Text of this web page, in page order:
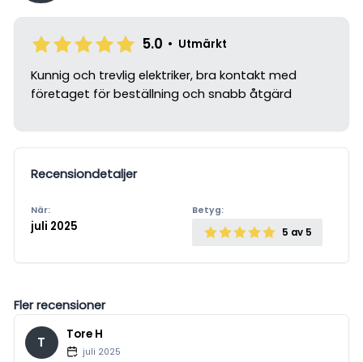
5.0 • Utmärkt
Kunnig och trevlig elektriker, bra kontakt med
företaget för beställning och snabb åtgärd
Recensiondetaljer
När:
juli 2025
Betyg:
5 av 5
Fler recensioner
T Tore H
juli 2025